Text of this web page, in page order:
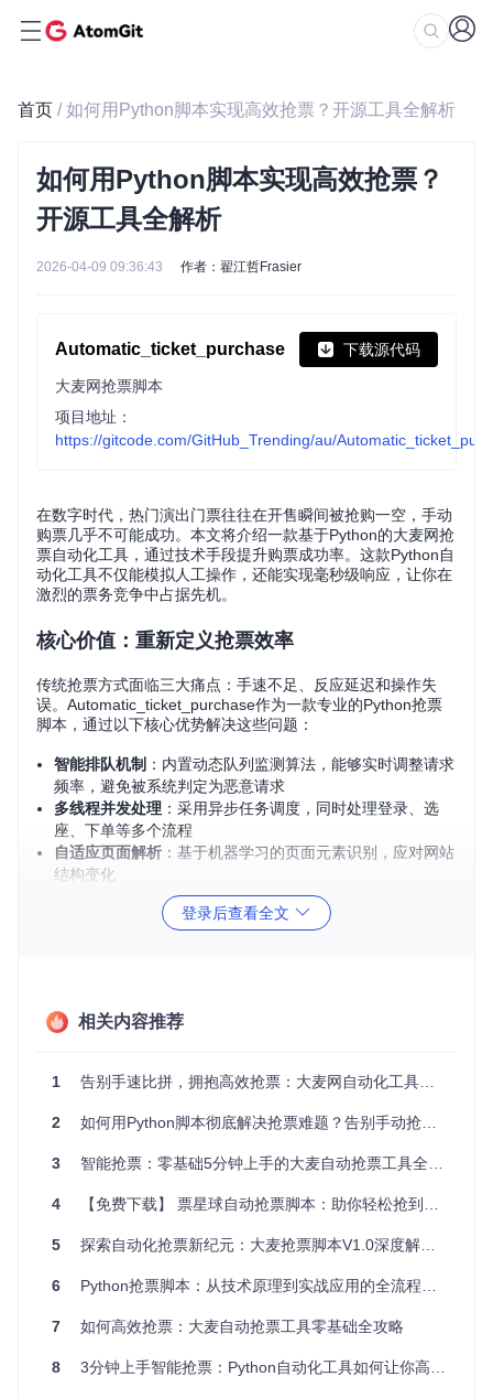
首页 / 如何用Python脚本实现高效抢票？开源工具全解析
如何用Python脚本实现高效抢票？
开源工具全解析
2026-04-09 09:36:43 作者：翟江哲Frasier
Automatic_ticket_purchase 下载源代码
大麦网抢票脚本
项目地址：
https://gitcode.com/GitHub_Trending/au/
在数字时代，热门演出门票往往在开售瞬间被抢购一空，手动
购票几乎不可能成功。本文将介绍一款基于Python的大麦网抢
票自动化工具，通过技术手段提升购票成功率。这款Python自
动化工具不仅能模拟人工操作，还能实现毫秒级响应，让你在
激烈的票务竞争中占据先机。
核心价值：重新定义抢票效率
传统抢票方式面临三大痛点：手速不足、反应延迟和操作失
误。Automatic_ticket_purchase作为一款专业的Python抢票
脚本，通过以下核心优势解决这些问题：
智能排队机制 ：内置动态队列监测算法，能够实时调整请求
频率，避免被系统判定为恶意请求
多线程并发处理 ：采用异步任务调度，同时处理登录、选
座、下单等多个流程
自适应页面解析 ：基于机器学习的页面元素识别，应对网站
结构变化
：可在多节点同时运行，提高整体抢票成功
针对演唱会等高热度活动，脚本提供了"预加载-秒杀"双阶段策
成登录验证和目标场次监控。当售票系统开放时，脚本将以0.
体育赛事分时段购票策略
对于分时段放票的体育赛事，工具支持设置多个抢购时间节
票，避免错过任何机会。
剧院演出多场次监控
针对剧院类多场次演出，脚本提供批量监控功能。用户可同时
现可售座位立即锁定并完成购票。
登录后查看全文
相关内容推荐
1 告别手速比拼，拥抱高效抢票：大麦网自动化工具零基础上手指南
2 如何用Python脚本彻底解决抢票难题？告别手动抢票焦虑
3 智能抢票：零基础5分钟上手的大麦自动抢票工具全攻略
4 【免费下载】 票星球自动抢票脚本：助你轻松抢到心仪门票
5 探索自动化抢票新纪元：大麦抢票脚本V1.0深度解析与应用指南
6 Python抢票脚本：从技术原理到实战应用的全流程指南
7 如何高效抢票：大麦自动抢票工具零基础全攻略
8 3分钟上手智能抢票：Python自动化工具如何让你高效获取热门演出门票